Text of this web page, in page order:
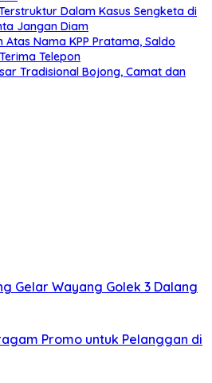
Dalam Kasus Sengketa di
Jangan Diam
Nama KPP Pratama, Saldo
Telepon
Tradisional Bojong, Camat dan
Gelar Wayang Golek 3 Dalang
Promo untuk Pelanggan di